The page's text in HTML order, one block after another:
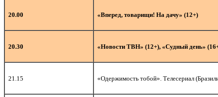
20.00 «Вперед, товарищи! На дачу» (12+)
20.30 «Новости ТВН» (12+), «Судный день»
21.15 «Одержимость тобой». Телесериал